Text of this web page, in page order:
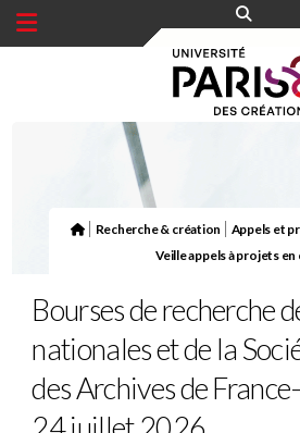
Recherche & création Appels et
Veille appels à projets en
Bourses de recherche
nationales et de la
des Archives de
Panneau de gestion des cookies